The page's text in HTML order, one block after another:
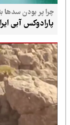
چرا پر بودن سدها به
پارادوکس آبی ایران در